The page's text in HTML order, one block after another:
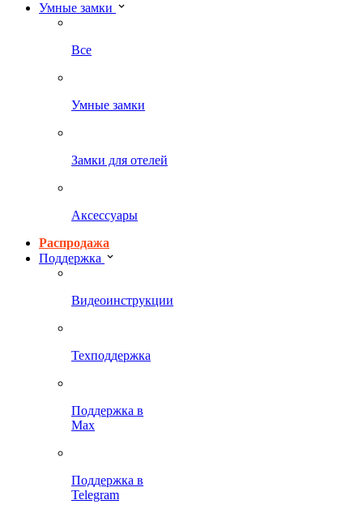
Умные замки
Все
Умные замки
Замки для отелей
Аксессуары
Распродажа
Поддержка
Видеоинструкции
Техподдержка
Поддержка в
Max
Поддержка в
Telegram